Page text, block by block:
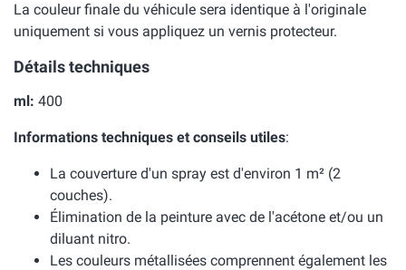
La couleur finale du véhicule sera identique à l'originale
uniquement si vous appliquez un vernis protecteur.
Détails techniques
ml: 400
Informations techniques et conseils utiles:
La couverture d'un spray est d'environ 1 m² (2
couches).
Élimination de la peinture avec de l'acétone et/ou un
diluant nitro.
Les couleurs métallisées comprennent également les